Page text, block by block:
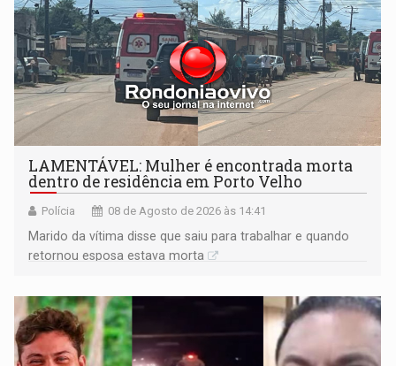
LAMENTÁVEL: Mulher é encontrada morta
dentro de residência em Porto Velho
Polícia 08 de Agosto de 2026 às 14:41
Marido da vítima disse que saiu para trabalhar e quando
retornou esposa estava morta